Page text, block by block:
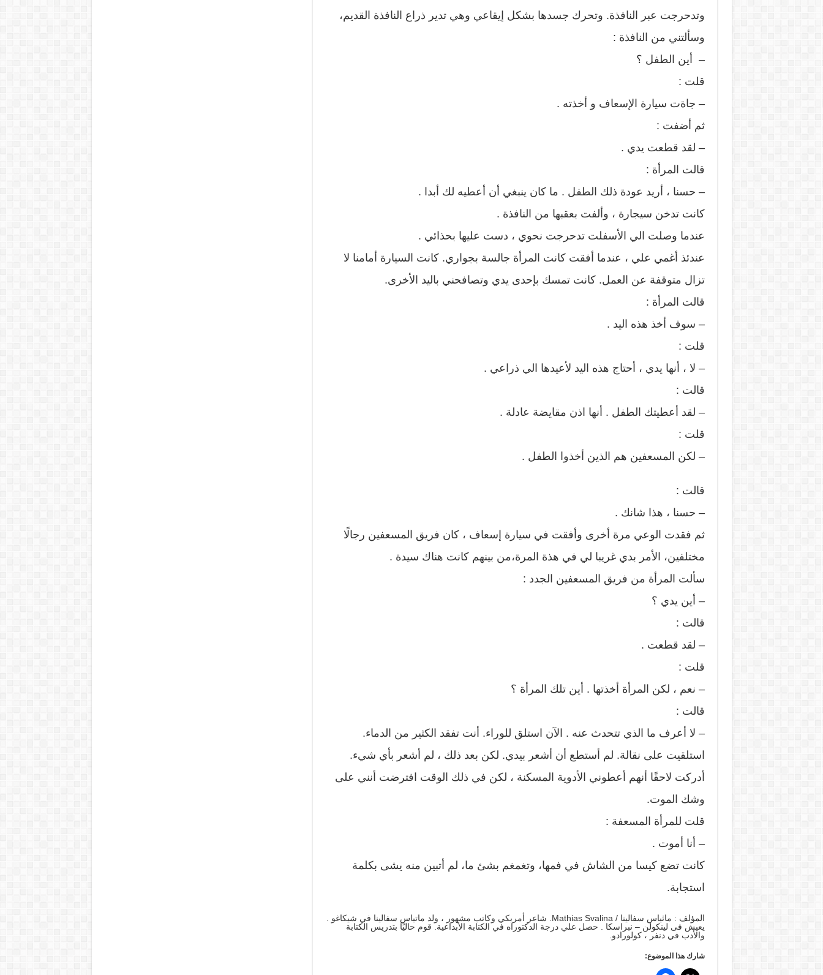
وتدحرجت عبر النافذة. وتحرك جسدها بشكل إيقاعي وهي تدير ذراع النافذة القديم،
وسألتني من النافذة :
– أين الطفل ؟
قلت :
– جاةت سيارة الإسعاف و أخذته .
ثم أضفت :
– لقد قطعت يدي .
قالت المرأة :
– حسنا ، أريد عودة ذلك الطفل . ما كان ينبغي أن أعطيه لك أبدا .
كانت تدخن سيجارة ، وألفت بعقبها من النافذة .
عندما وصلت الي الأسفلت تدحرجت نحوي ، دست عليها بحذائي .
عندئذ أغمي علي ، عندما أفقت كانت المرأة جالسة بجواري. كانت السيارة أمامنا لا
تزال متوقفة عن العمل. كانت تمسك بإحدى يدي وتصافحني باليد الأخرى.
قالت المرأة :
– سوف أخذ هذه اليد .
قلت :
– لا ، أنها يدي ، أحتاج هذه اليد لأعيدها الي ذراعي .
قالت :
– لقد أعطيتك الطفل . أنها اذن مقايضة عادلة .
قلت :
– لكن المسعفين هم الذين أخذوا الطفل .
قالت :
– حسنا ، هذا شانك .
ثم فقدت الوعي مرة أخرى وأفقت في سيارة إسعاف ، كان فريق المسعفين رجالًا
مختلفين، الأمر بدي غريبا لي في هذة المرة،من بينهم كانت هناك سيدة .
سألت المرأة من فريق المسعفين الجدد :
– أين يدي ؟
قالت :
– لقد قطعت .
قلت :
– نعم ، لكن المرأة أخذتها . أين تلك المرأة ؟
قالت :
– لا أعرف ما الذي تتحدث عنه . الآن استلق للوراء. أنت تفقد الكثير من الدماء.
استلقيت على نقالة. لم أستطع أن أشعر بيدي. لكن بعد ذلك ، لم أشعر بأي شيء.
أدركت لاحقًا أنهم أعطوني الأدوية المسكنة ، لكن في ذلك الوقت افترضت أنني على
وشك الموت.
قلت للمرأة المسعفة :
– أنا أموت .
كانت تضع كيسا من الشاش في فمها، وتغمغم بشئ ما، لم أتبين منه يشى بكلمة
استجابة.
المؤلف : ماثياس سفالينا / Mathias Svalina. شاعر أمريكي وكاتب مشهور ، ولد ماتياس سفالينا في شيكاغو .
يعيش فى لينكولن – نبراسكا . حصل علي درجة الدكتوراه في الكتابة الأبداعية. قوم حاليًا بتدريس الكتابة
والأدب في دنفر ، كولورادو.
شارك هذا الموضوع: